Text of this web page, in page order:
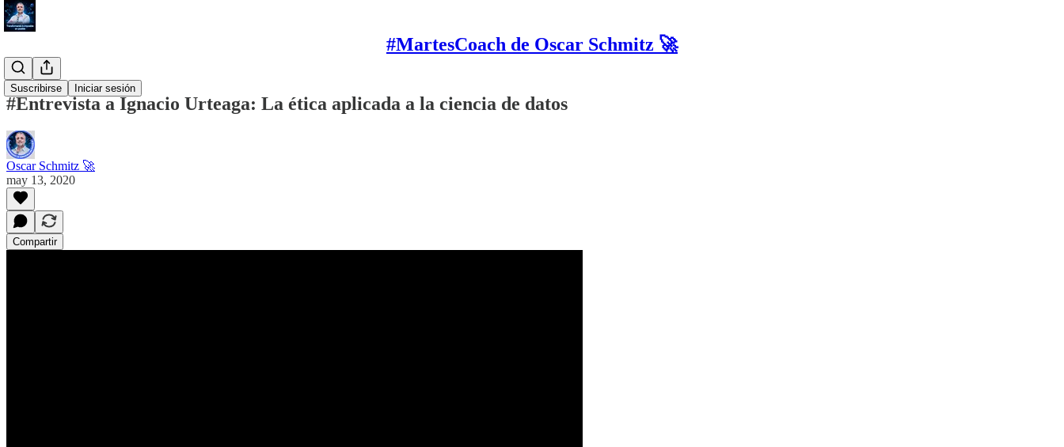
#MartesCoach de Oscar Schmitz 🚀
Suscribirse Iniciar sesión
#Blog
#Entrevista a Ignacio Urteaga: La ética aplicada a la ciencia de datos
Oscar Schmitz 🚀
may 13, 2020
Compartir